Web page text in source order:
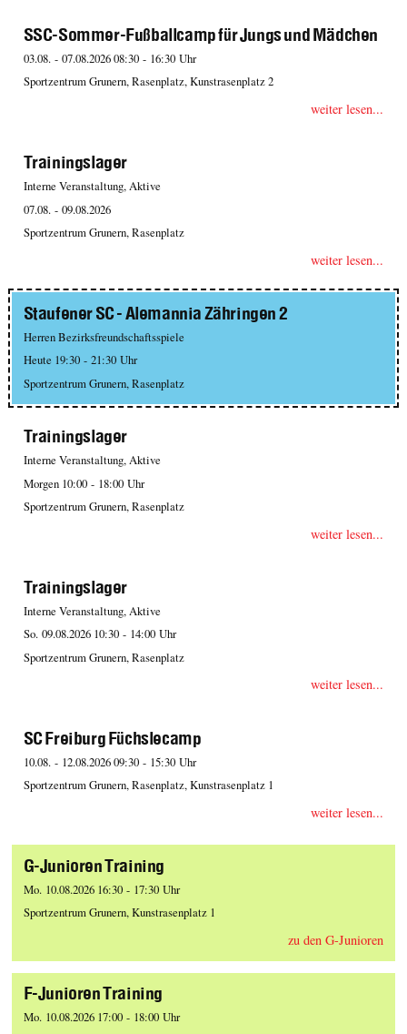
SSC-Sommer-Fußballcamp für Jungs und Mädchen
03.08. - 07.08.2026 08:30 - 16:30 Uhr
Sportzentrum Grunern, Rasenplatz, Kunstrasenplatz 2
weiter lesen...
Trainingslager
Interne Veranstaltung, Aktive
07.08. - 09.08.2026
Sportzentrum Grunern, Rasenplatz
weiter lesen...
Staufener SC - Alemannia Zähringen 2
Herren Bezirksfreundschaftsspiele
Heute 19:30 - 21:30 Uhr
Sportzentrum Grunern, Rasenplatz
Trainingslager
Interne Veranstaltung, Aktive
Morgen 10:00 - 18:00 Uhr
Sportzentrum Grunern, Rasenplatz
weiter lesen...
Trainingslager
Interne Veranstaltung, Aktive
So. 09.08.2026 10:30 - 14:00 Uhr
Sportzentrum Grunern, Rasenplatz
weiter lesen...
SC Freiburg Füchslecamp
10.08. - 12.08.2026 09:30 - 15:30 Uhr
Sportzentrum Grunern, Rasenplatz, Kunstrasenplatz 1
weiter lesen...
G-Junioren Training
Mo. 10.08.2026 16:30 - 17:30 Uhr
Sportzentrum Grunern, Kunstrasenplatz 1
zu den G-Junioren
F-Junioren Training
Mo. 10.08.2026 17:00 - 18:00 Uhr